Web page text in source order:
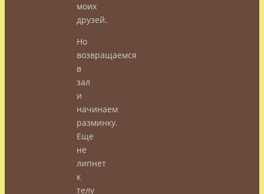
моих
друзей.
Но
возвращаемся
в
зал
и
начинаем
разминку.
Еще
не
липнет
к
телу